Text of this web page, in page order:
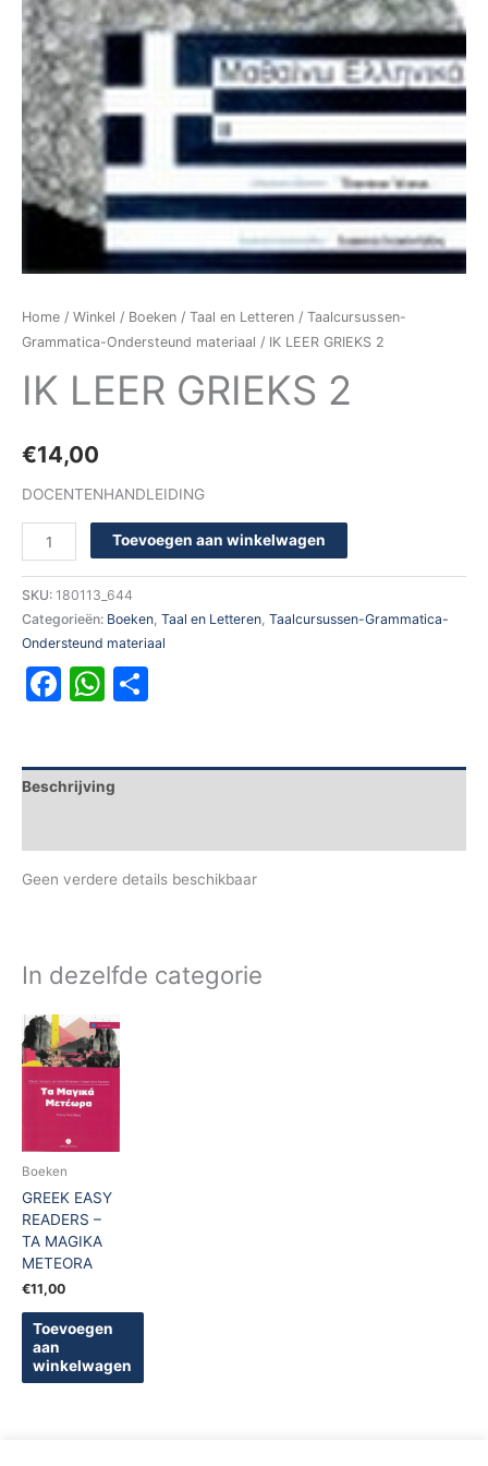
Home / Winkel / Boeken / Taal en Letteren / Taalcursussen-
Grammatica-Ondersteund materiaal / IK LEER GRIEKS 2
IK LEER GRIEKS 2
€14,00
DOCENTENHANDLEIDING
Toevoegen aan winkelwagen
SKU: 180113_644
Categorieën: Boeken, Taal en Letteren, Taalcursussen-Grammatica-
Ondersteund materiaal
Facebook
WhatsApp
Beschrijving
Geen verdere details beschikbaar
In dezelfde categorie
Boeken
GREEK EASY
READERS –
TA MAGIKA
METEORA
€11,00
Toevoegen
aan
winkelwagen